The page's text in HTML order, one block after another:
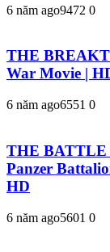
6 năm ago9472 0
THE
War Movie |
6 năm ago6551 0
THE BATTLE
Panzer
HD
6 năm ago5601 0